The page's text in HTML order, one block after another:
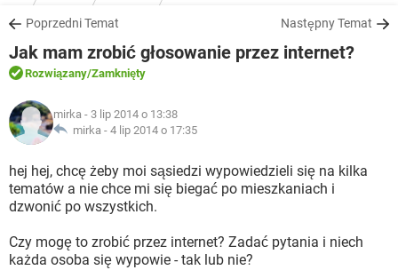
SPOTIFY
INSTAGRAM FACEBOOK
WINDOWS 10
PlayStation
SPOTIFY
INSTAGRAM
WINDOWS 10
DO POBRANIA
ANDROID TIKTOK
GRY
IOS
INSTAGRAM
WINDOWS 10
FORUM
COVID-19
GRY
INSTAGRAM FACEBOOK
ARTYKUŁY
COVID-19
GRY WHATSAPP
SPOTIFY
INSTAGRAM FACEBOOK
WINDOWS 10
Poprzedni Temat Następny Temat
Jak mam zrobić głosowanie przez internet?
Rozwiązany/Zamknięty
mirka - 3 lip 2014 o 13:38
mirka - 4 lip 2014 o 17:35
hej hej, chcę żeby moi sąsiedzi wypowiedzieli się na kilka
tematów a nie chce mi się biegać po mieszkaniach i
dzwonić po wszystkich.
Czy mogę to zrobić przez internet? Zadać pytania i niech
każda osoba się wypowie - tak lub nie?